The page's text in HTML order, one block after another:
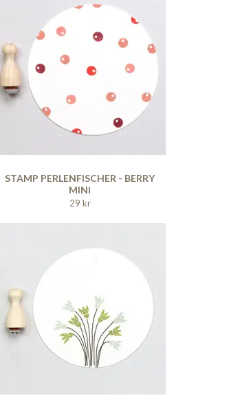
STAMP PERLENFISCHER - BERRY
MINI
29 kr